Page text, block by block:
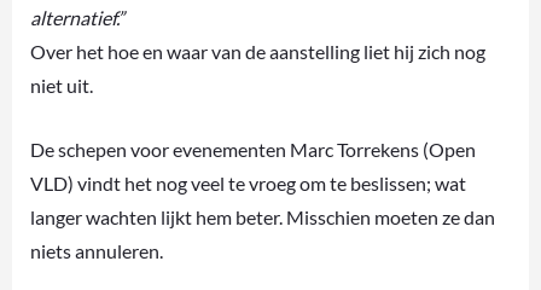
alternatief.”
Over het hoe en waar van de aanstelling liet hij zich nog
niet uit.
De schepen voor evenementen Marc Torrekens (Open
VLD) vindt het nog veel te vroeg om te beslissen; wat
langer wachten lijkt hem beter. Misschien moeten ze dan
niets annuleren.